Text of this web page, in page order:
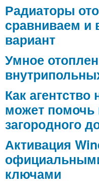
Радиаторы
сравниваем
вариант
Умное
Как
может помочь
загородного
Активация
ключами